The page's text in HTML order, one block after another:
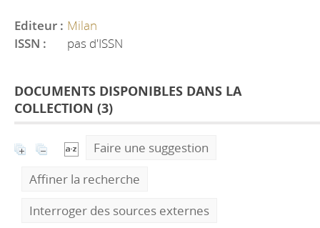
Editeur : Milan
ISSN :
pas d'ISSN
DOCUMENTS DISPONIBLES DANS LA
COLLECTION (3)
Faire une suggestion
Affiner la recherche
Interroger des sources externes